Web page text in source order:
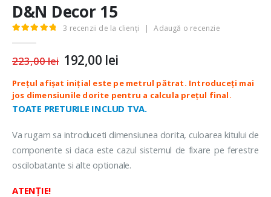
D&N Decor 15
3 recenzii de la clienți Adaugă o recenzie
223,00lei Prețul
inițial
a
fost:
223,00 lei.
192,00 lei
este:
192,00 lei.
TOATE PRETURILE INCLUD TVA.
Va rugam sa introduceti dimensiunea dorita, culoarea kitului de
componente si daca este cazul sistemul de fixare pe ferestre
oscilobatante si alte optionale.
ATENȚIE!